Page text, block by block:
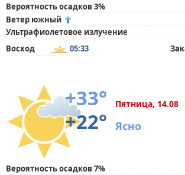
Вероятность осадков 3%
Ветер южный
Ультрафиолетовое излучение
Восход
05:33
+33°
+22°
Пятница, 14.08
Ясно
Вероятность осадков 7%